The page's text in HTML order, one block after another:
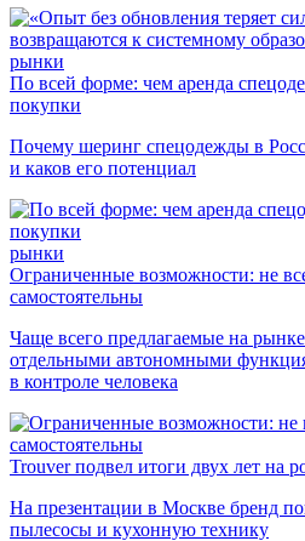
рынки
По всей форме: чем аренда
покупки
Почему шеринг спецодежды в
и каков его потенциал
рынки
Ограниченные возможности: не
самостоятельны
Чаще всего предлагаемые на
отдельными автономными
в контроле человека
Trouver подвел итоги двух лет на
На презентации в Москве бренд
пылесосы и кухонную технику